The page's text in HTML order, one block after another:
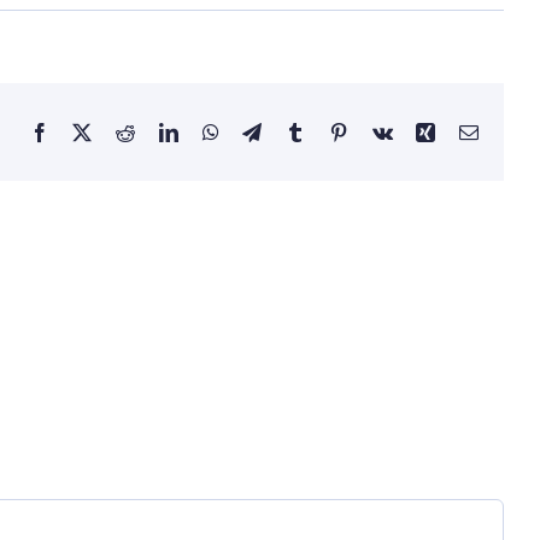
Facebook RedditLinkedInWhatsApp
TelegramTumblrPinterestVk Xing Email